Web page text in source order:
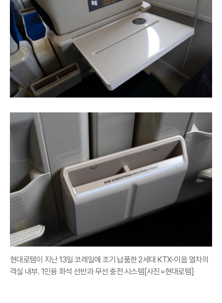
현대로템이 지난 13일 코레일에 조기 납품한 2세대 KTX-이음 열차의
객실 내부. 1인용 좌석 선반과 무선 충전 시스템[사진=현대로템]